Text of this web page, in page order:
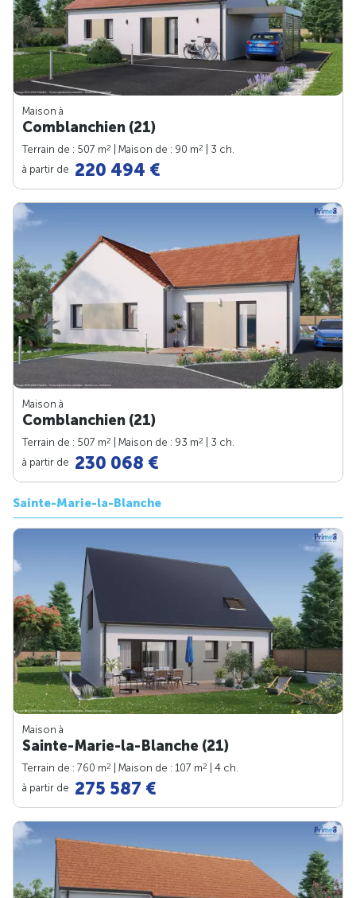
Maison à
Comblanchien (21)
Terrain de : 507 m2 | Maison de : 90 m2
| 3 ch.
à partir de 220 494 €
Maison à
Comblanchien (21)
Terrain de : 507 m2 | Maison de : 93 m2
| 3 ch.
à partir de 230 068 €
Sainte-Marie-la-Blanche
Maison à
Sainte-Marie-la-Blanche (21)
Terrain de : 760 m2 | Maison de : 107 m2
| 4 ch.
à partir de 275 587 €